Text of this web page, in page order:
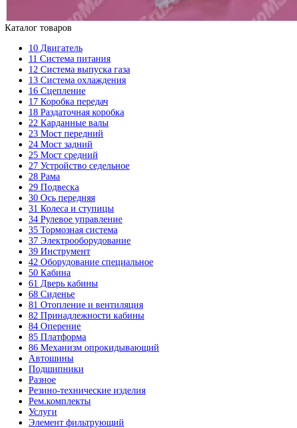
Каталог товаров
10 Двигатель
11 Система питания
12 Система выпуска газа
13 Система охлаждения
16 Сцепление
17 Коробка передач
18 Раздаточная коробка
22 Карданные валы
23 Мост передний
24 Мост задний
25 Мост средний
27 Устройство седельное
28 Рама
29 Подвеска
30 Ось передняя
31 Колеса и ступицы
34 Рулевое управление
35 Тормозная система
37 Электрооборудование
39 Инструмент
42 Оборудование специальное
50 Кабина
61 Дверь кабины
68 Сиденье
81 Отопление и вентиляция
82 Принадлежности кабины
84 Оперение
85 Платформа
86 Механизм опрокидывающий
Автошины
Подшипники
Разное
Резино-технические изделия
Рем.комплекты
Услуги
Элемент фильтрующий